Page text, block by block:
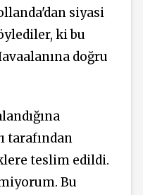
siyasi
ki bu
doğru
tarafından
teslim edildi.
Bu